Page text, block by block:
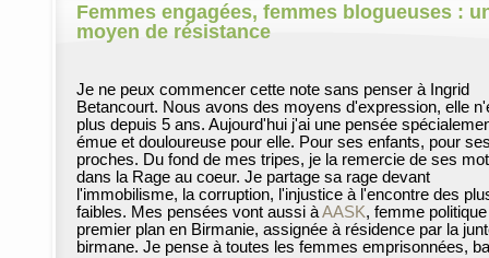
Femmes engagées, femmes blogueuses :
moyen de résistance
Je ne peux commencer cette note sans penser à Ingrid
Betancourt. Nous avons des moyens d'expression, elle
plus depuis 5 ans. Aujourd'hui j'ai une pensée
émue et douloureuse pour elle. Pour ses enfants, pour
proches. Du fond de mes tripes, je la remercie de ses
dans la Rage au coeur. Je partage sa rage devant
l'immobilisme, la corruption, l'injustice à l'encontre des
faibles. Mes pensées vont aussi àAASK, femme
premier plan en Birmanie, assignée à résidence par la
birmane. Je pense à toutes les femmes emprisonnées,